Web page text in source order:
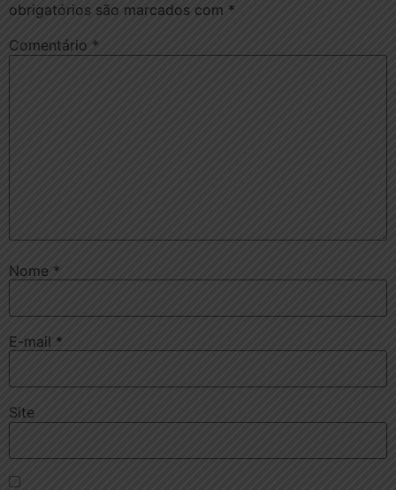
obrigatórios são marcados com *
Comentário *
Nome *
E-mail *
Site